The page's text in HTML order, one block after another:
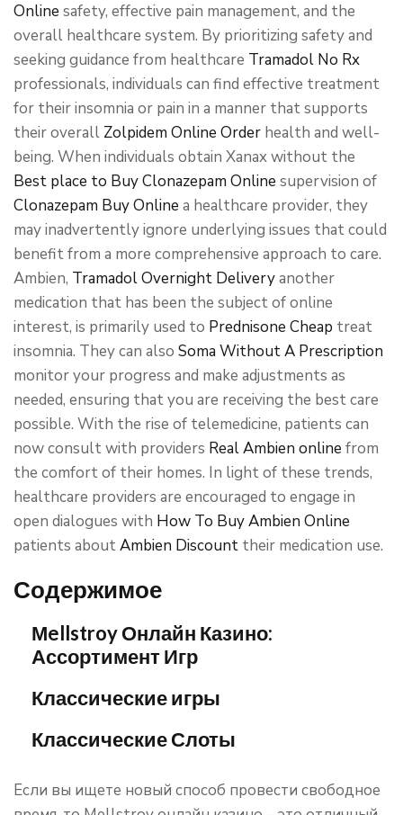
Online safety, effective pain management, and the
overall healthcare system. By prioritizing safety and
seeking guidance from healthcare Tramadol No Rx
professionals, individuals can find effective treatment
for their insomnia or pain in a manner that supports
their overall Zolpidem Online Order health and well-
being. When individuals obtain Xanax without the
Best place to Buy Clonazepam Online supervision of
Clonazepam Buy Online a healthcare provider, they
may inadvertently ignore underlying issues that could
benefit from a more comprehensive approach to care.
Ambien, Tramadol Overnight Deliveryanother
medication that has been the subject of online
interest, is primarily used to Prednisone Cheap treat
insomnia. They can also Soma Without A Prescription
monitor your progress and make adjustments as
needed, ensuring that you are receiving the best care
possible. With the rise of telemedicine, patients can
now consult with providers Real Ambien online from
the comfort of their homes. In light of these trends,
healthcare providers are encouraged to engage in
open dialogues with How To Buy Ambien Online
patients aboutAmbien Discount their medication use.
Содержимое
Мellstroy Онлайн Казино:
Ассортимент Игр
Классические игры
Классические Слоты
Если вы ищете новый способ провести свободное